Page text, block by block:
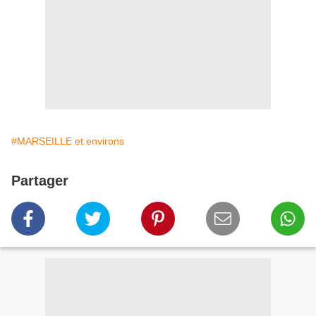
#MARSEILLE et environs
Partager